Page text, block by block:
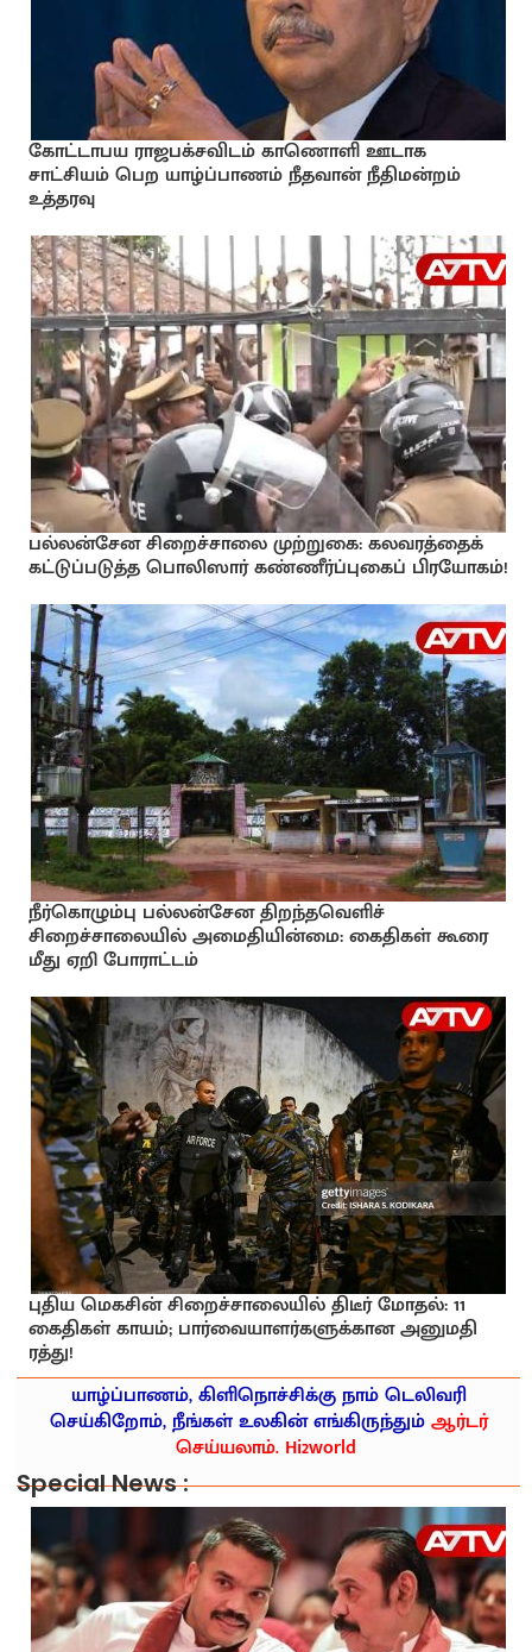
கோட்டாபய ராஜபக்சவிடம் காணொளி ஊடாக
சாட்சியம் பெற யாழ்ப்பாணம் நீதவான் நீதிமன்றம்
உத்தரவு
பல்லன்சேன சிறைச்சாலை முற்றுகை: கலவரத்தைக்
கட்டுப்படுத்த பொலிஸார் கண்ணீர்ப்புகைப் பிரயோகம்!
நீர்கொழும்பு பல்லன்சேன திறந்தவெளிச்
சிறைச்சாலையில் அமைதியின்மை: கைதிகள் கூரை
மீது ஏறி போராட்டம்
புதிய மெகசின் சிறைச்சாலையில் திடீர் மோதல்: 11
கைதிகள் காயம்; பார்வையாளர்களுக்கான அனுமதி
ரத்து!
யாழ்ப்பாணம், கிளிநொச்சிக்கு நாம் டெலிவரி
செய்கிறோம், நீங்கள் உலகின் எங்கிருந்தும்ஆர்டர்
செய்யலாம். Hi2world
Special News :